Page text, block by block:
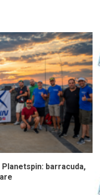
Planetspin: barracuda,